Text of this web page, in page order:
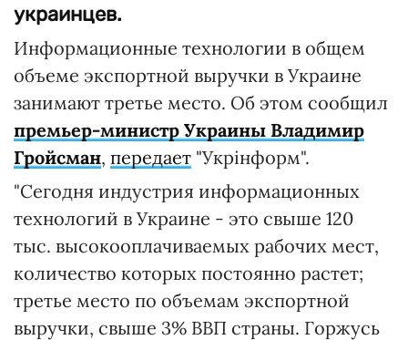
украинцев.
Информационные технологии в общем
объеме экспортной выручки в Украине
занимают третье место. Об этом сообщил
премьер-министр Украины Владимир
Гройсман, передает "Укрінформ".
"Сегодня индустрия информационных
технологий в Украине - это свыше 120
тыс. высокооплачиваемых рабочих мест,
количество которых постоянно растет;
третье место по объемам экспортной
выручки, свыше 3% ВВП страны. Горжусь